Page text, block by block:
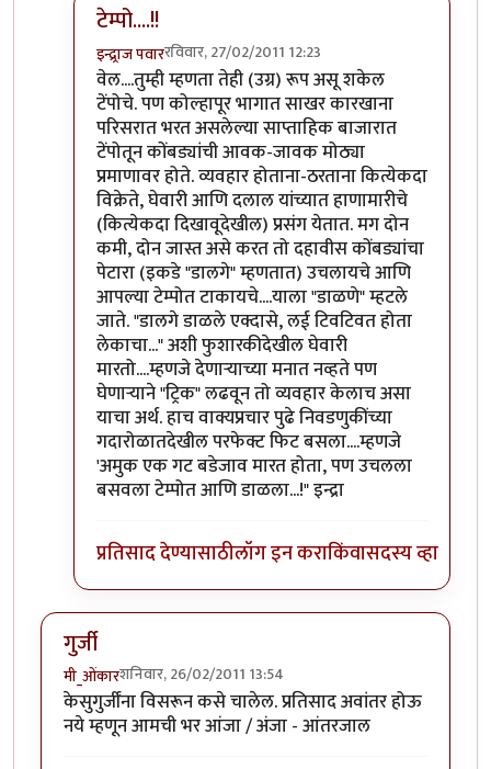
टेम्पो....!!
इन्द्र्राज पवाररविवार, 27/02/2011 12:23
In reply toतुम्ही म्हणता त्याप्रमाणेbyपक्या
वेल....तुम्ही म्हणता तेही (उग्र) रूप असू शकेल
टेंपोचे. पण कोल्हापूर भागात साखर कारखाना
परिसरात भरत असलेल्या साप्ताहिक बाजारात
टेंपोतून कोंबड्यांची आवक-जावक मोठ्या
प्रमाणावर होते. व्यवहार होताना-ठरताना कित्येकदा
विक्रेते, घेवारी आणि दलाल यांच्यात हाणामारीचे
(कित्येकदा दिखावूदेखील) प्रसंग येतात. मग दोन
कमी, दोन जास्त असे करत तो दहावीस कोंबड्यांचा
पेटारा (इकडे "डालगे" म्हणतात) उचलायचे आणि
आपल्या टेम्पोत टाकायचे....याला "डाळणे" म्हटले
जाते. "डालगे डाळले एक्दासे, लई टिवटिवत होता
लेकाचा..." अशी फुशारकीदेखील घेवारी
मारतो....म्हणजे देणार्‍याच्या मनात नव्हते पण
घेणार्‍याने "ट्रिक" लढवून तो व्यवहार केलाच असा
याचा अर्थ. हाच वाक्यप्रचार पुढे निवडणुकींच्या
गदारोळातदेखील परफेक्ट फिट बसला....म्हणजे
'अमुक एक गट बडेजाव मारत होता, पण उचलला
बसवला टेम्पोत आणि डाळला...!" इन्द्रा
प्रतिसाद देण्यासाठीलॉग इन कराकिंवासदस्य व्हा
गुर्जी
मी_ओंकारशनिवार, 26/02/2011 13:54
केसुगुर्जींना विसरून कसे चालेल. प्रतिसाद अवांतर होऊ
नये म्हणून आमची भर आंजा / अंजा - आंतरजाल